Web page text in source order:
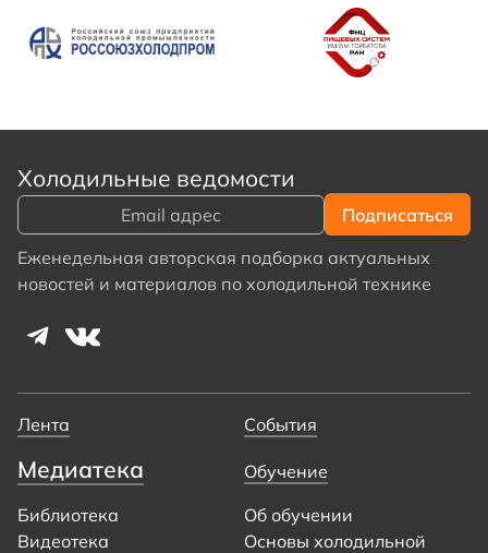
Холодильные ведомости
Еженедельная авторская подборка актуальных
новостей и материалов по холодильной технике
Лента События
Медиатека
Библиотека
Видеотека
Обучение
Об обучении
Основы холодильной